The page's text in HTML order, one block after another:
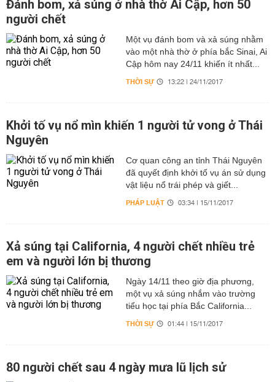
Đánh bom, xả súng ở nhà thờ Ai Cập, hơn 50
người chết
Một vụ đánh bom và xả súng nhằm
vào một nhà thờ ở phía bắc Sinai, Ai
Cập hôm nay 24/11 khiến ít nhất...
THỜI SỰ 13:22 | 24/11/2017
Khởi tố vụ nổ mìn khiến 1 người tử vong ở Thái
Nguyên
Cơ quan công an tỉnh Thái Nguyên
đã quyết định khởi tố vụ án sử dụng
vật liệu nổ trái phép và giết...
PHÁP LUẬT 03:34 | 15/11/2017
Xả súng tại California, 4 người chết nhiều trẻ
em và người lớn bị thương
Ngày 14/11 theo giờ địa phương,
một vụ xả súng nhắm vào trường
tiểu học tại phía Bắc California...
THỜI SỰ 01:44 | 15/11/2017
80 người chết sau 4 ngày mưa lũ lịch sử